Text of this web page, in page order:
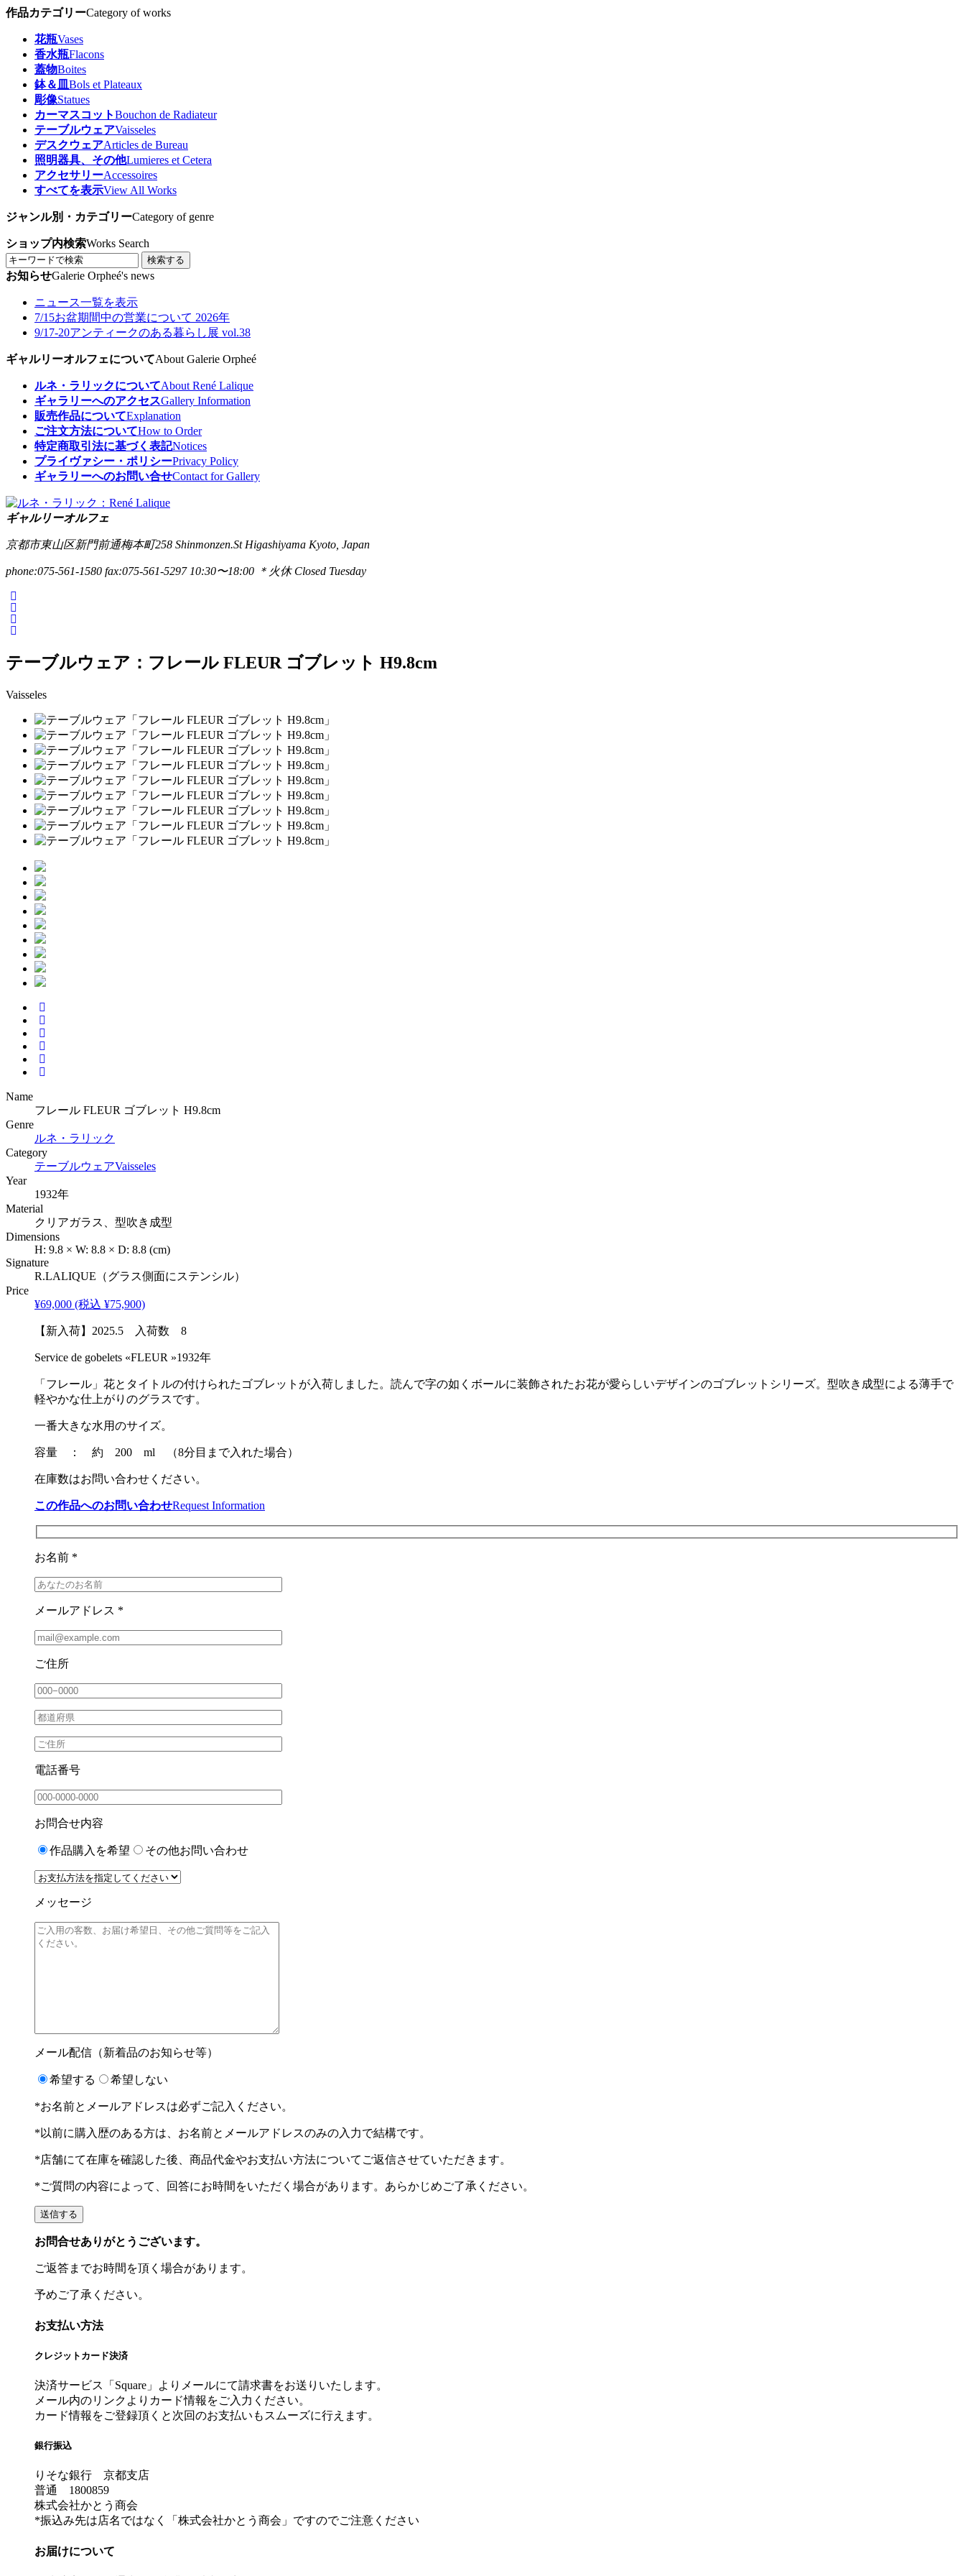
作品カテゴリーCategory of works
花瓶Vases
香水瓶Flacons
蓋物Boites
鉢＆皿 Bols et Plateaux
彫像Statues
カーマスコットBouchon de Radiateur
テーブルウェアVaisseles
デスクウェアArticles de Bureau
照明器具、その他Lumieres et Cetera
アクセサリーAccessoires
すべてを表示View All Works
ジャンル別・カテゴリーCategory of genre
ショップ内検索Works Search
検索する
お知らせGalerie Orpheé's news
ニュース一覧を表示
7/15お盆期間中の営業について 2026年
9/17-20アンティークのある暮らし展 vol.38
ギャルリーオルフェについてAbout Galerie Orpheé
ルネ・ラリックについてAbout René Lalique
ギャラリーへのアクセスGallery Information
販売作品についてExplanation
ご注文方法についてHow to Order
特定商取引法に基づく表記Notices
プライヴァシー・ポリシーPrivacy Policy
ギャラリーへのお問い合せContact for Gallery
ギャルリーオルフェ
京都市東山区新門前通梅本町258 Shinmonzen.St Higashiyama Kyoto, Japan
phone:075-561-1580 fax:075-561-5297 10:30〜18:00 ＊火休 Closed Tuesday
テーブルウェア：フレール FLEUR ゴブレット H9.8cm
Vaisseles
Name
フレール FLEUR ゴブレット H9.8cm
Genre
ルネ・ラリック
Category
テーブルウェアVaisseles
Year
1932年
Material
クリアガラス、型吹き成型
Dimensions
H: 9.8 × W: 8.8 × D: 8.8 (cm)
Signature
R.LALIQUE（グラス側面にステンシル）
Price
¥69,000 (税込 ¥75,900)
【新入荷】2025.5 入荷数 8
Service de gobelets «FLEUR »1932年
「フレール」花とタイトルの付けられたゴブレットが入荷しました。読んで字の如くボールに装飾されたお花が愛らしいデザインのゴブレットシリーズ。型吹き成型による薄手で
軽やかな仕上がりのグラスです。
一番大きな水用のサイズ。
容量 ： 約 200 ml （8分目まで入れた場合）
在庫数はお問い合わせください。
この作品へのお問い合わせRequest Information
お名前 *
メールアドレス *
ご住所
電話番号
お問合せ内容
作品購入を希望 その他お問い合わせ
メッセージ
メール配信（新着品のお知らせ等）
希望する 希望しない
*お名前とメールアドレスは必ずご記入ください。
*以前に購入歴のある方は、お名前とメールアドレスのみの入力で結構です。
*店舗にて在庫を確認した後、商品代金やお支払い方法についてご返信させていただきます。
*ご質問の内容によって、回答にお時間をいただく場合があります。あらかじめご了承ください。
お問合せありがとうございます。
ご返答までお時間を頂く場合があります。
予めご了承ください。
お支払い方法
クレジットカード決済
決済サービス「Square」よりメールにて請求書をお送りいたします。
メール内のリンクよりカード情報をご入力ください。
カード情報をご登録頂くと次回のお支払いもスムーズに行えます。
銀行振込
りそな銀行 京都支店
普通 1800859
株式会社かとう商会
*振込み先は店名ではなく「株式会社かとう商会」ですのでご注意ください
お届けについて